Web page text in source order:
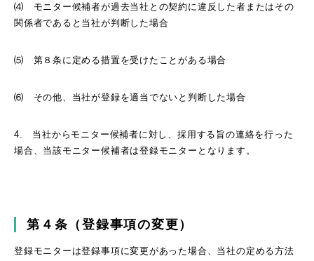
⑷ モニター候補者が過去当社との契約に違反した者またはその
関係者であると当社が判断した場合
⑸ 第８条に定める措置を受けたことがある場合
⑹ その他、当社が登録を適当でないと判断した場合
4. 当社からモニター候補者に対し、採用する旨の連絡を行った
場合、当該モニター候補者は登録モニターとなります。
第４条（登録事項の変更）
登録モニターは登録事項に変更があった場合、当社の定める方法